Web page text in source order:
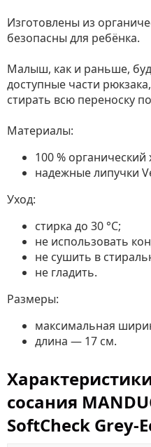
Изготовлены из
безопасны для ребёнка.
Малыш, как и раньше,
доступные части
стирать всю переноску
Материалы:
100 % органический
надежные липучки
Уход:
стирка до 30 °C;
не использовать
не сушить в
не гладить.
Размеры:
максимальная
длина — 17 см.
сосания
SoftCheck Grey-